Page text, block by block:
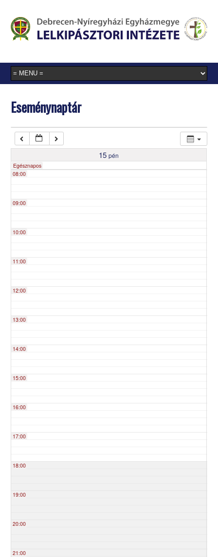
Eseménynaptár
15 pén
Egésznapos
03:00
05:00
07:00
08:00
09:00
10:00
11:00
12:00
13:00
14:00
15:00
16:00
17:00
18:00
19:00
20:00
21:00